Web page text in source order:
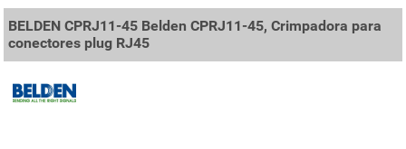
BELDEN CPRJ11-45 Belden CPRJ11-45, Crimpadora para
conectores plug RJ45